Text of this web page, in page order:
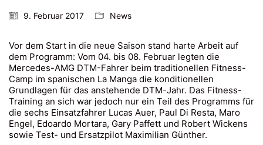
9. Februar 2017 News
Vor dem Start in die neue Saison stand harte Arbeit auf
dem Programm: Vom 04. bis 08. Februar legten die
Mercedes-AMG DTM-Fahrer beim traditionellen Fitness-
Camp im spanischen La Manga die konditionellen
Grundlagen für das anstehende DTM-Jahr. Das Fitness-
Training an sich war jedoch nur ein Teil des Programms für
die sechs Einsatzfahrer Lucas Auer, Paul Di Resta, Maro
Engel, Edoardo Mortara, Gary Paffett und Robert Wickens
sowie Test- und Ersatzpilot Maximilian Günther.